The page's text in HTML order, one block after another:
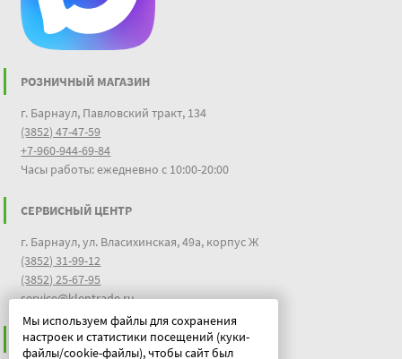
Мы используем файлы для сохранения
настроек и статистики посещений (куки-
файлы/cookie-файлы), чтобы сайт был
РОЗНИЧНЫЙ МАГАЗИН
г. Барнаул, Павловский тракт, 134
(3852) 47-47-59
+7-960-944-69-84
Часы работы: ежедневно с 10:00-20:00
СЕРВИСНЫЙ ЦЕНТР
г. Барнаул, ул. Власихинская, 49а, корпус Ж
(3852) 31-99-12
(3852) 25-67-95
service@klentrade.ru
ИНФОРМАЦИЯ